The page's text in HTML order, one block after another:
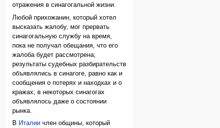
отражения в синагогальной жизни.
Любой прихожанин, который хотел
высказать жалобу, мог прервать
синагогальную службу на время,
пока не получал обещания, что его
жалоба будет рассмотрена;
результаты судебных разбирательств
объявлялись в синагоге, равно как и
сообщения о потерях и находках и о
кражах; в некоторых синагогах
объявлялось даже о состоянии
рынка.
В Италии член общины, который